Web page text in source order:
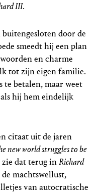
III.
door de
smeedt hij een plan
en charme
tot zijn eigen familie.
te betalen, maar weet
hij hem eindelijk
citaat uit de jaren
new world struggles to be
zie dat terug inRichard
machtswellust,
van autocratische